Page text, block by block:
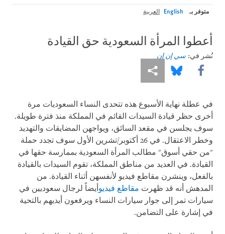
متوفر بـ English العربية
أعطوا المرأة السعودية حق القيادة
نُشر في: سي إن إن
Share this via Facebook
Share this via Bluesky
Share this via مشاركة
في عطلة نهاية الأسبوع هذه تتحدى النساء السعوديات مرة
أخرى حظر قيادة السيدات القائم في المملكة منذ فترة طويلة.
سوف يجلسن في مقعد السائق، ويواجهن المضايقات والتهديد
وخطر الاعتقال. في 26 أكتوبر/تشرين الأول سوف تجدد حملة
"من حقي أسوق" مطالب المرأة السعودية بممارسة حقها في
القيادة. في العديد من مناطق المملكة، تقوم السيدات بالقيادة
بالفعل، وينشرن مقاطع فيديو لأنفسهن أثناء القيادة. من
المدهش أنه قد ظهرت مقاطع فيديوأيضاً لرجال سعوديين في
سيارات تمر إلى جوار سيارات النساء ويرفعون أيديهم بالتحية
في إشارة على التضامن.